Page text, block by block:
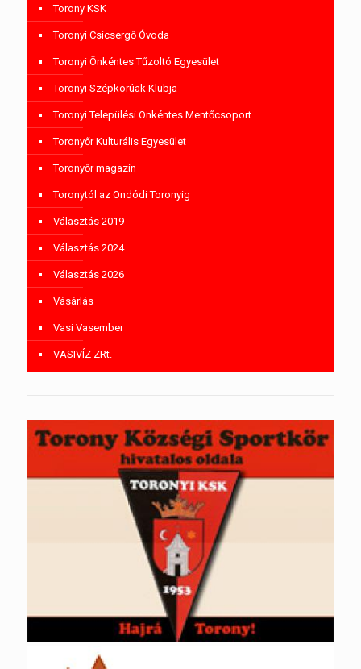
Torony KSK
Toronyi Csicsergő Óvoda
Toronyi Önkéntes Tűzoltó Egyesület
Toronyi Szépkorúak Klubja
Toronyi Települési Önkéntes Mentőcsoport
Toronyőr Kulturális Egyesület
Toronyőr magazin
Toronytól az Ondódi Toronyig
Választás 2019
Választás 2024
Választás 2026
Vásárlás
Vasi Vasember
VASIVÍZ ZRt.